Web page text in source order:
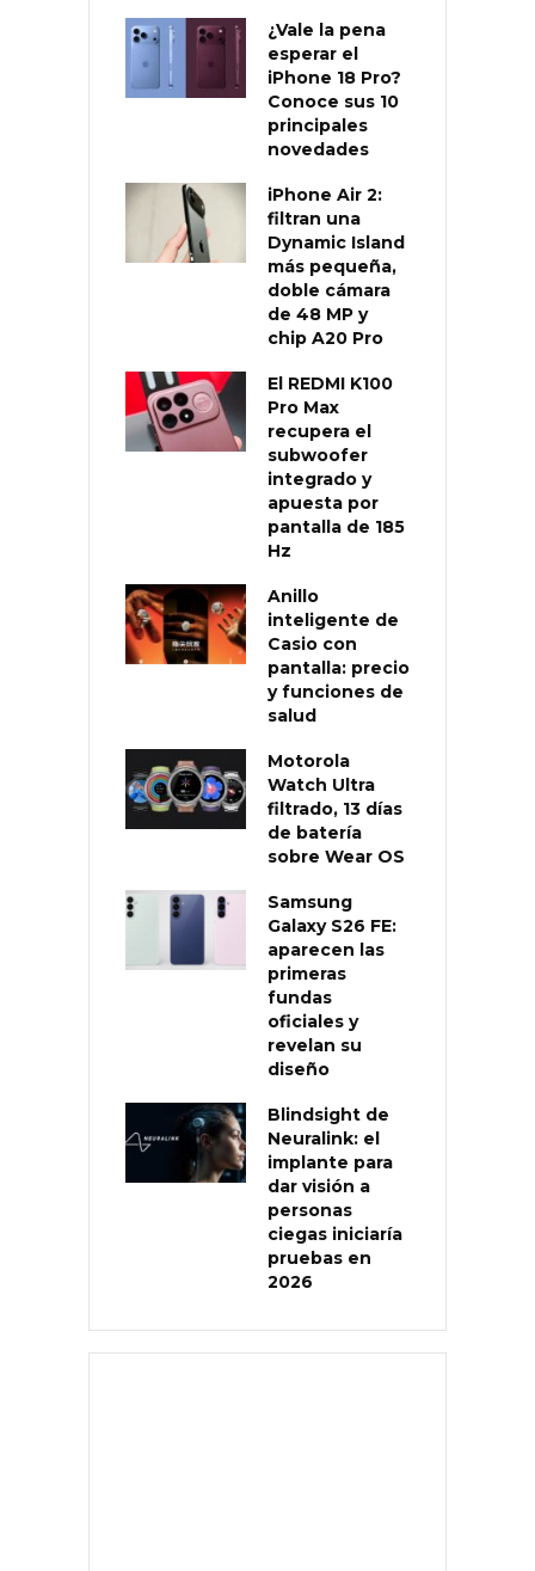
¿Vale la pena
esperar el
iPhone 18 Pro?
Conoce sus 10
principales
novedades
iPhone Air 2:
filtran una
Dynamic Island
más pequeña,
doble cámara
de 48 MP y
chip A20 Pro
El REDMI K100
Pro Max
recupera el
subwoofer
integrado y
apuesta por
pantalla de 185
Hz
Anillo
inteligente de
Casio con
pantalla: precio
y funciones de
salud
Motorola
Watch Ultra
filtrado, 13 días
de batería
sobre Wear OS
Samsung
Galaxy S26 FE:
aparecen las
primeras
fundas
oficiales y
revelan su
diseño
Blindsight de
Neuralink: el
implante para
dar visión a
personas
ciegas iniciaría
pruebas en
2026